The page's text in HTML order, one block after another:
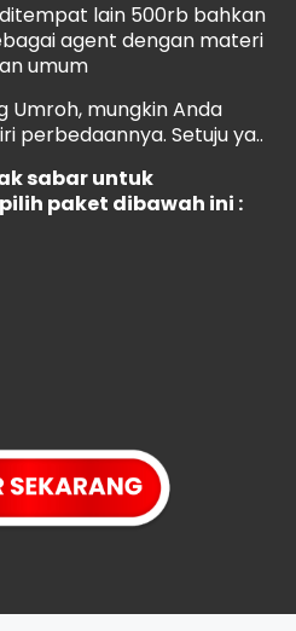
lain 500rb bahkan
agent dengan materi
umum
Umroh, mungkin Anda
perbedaannya. Setuju ya..
sabar untuk
paket dibawah ini :